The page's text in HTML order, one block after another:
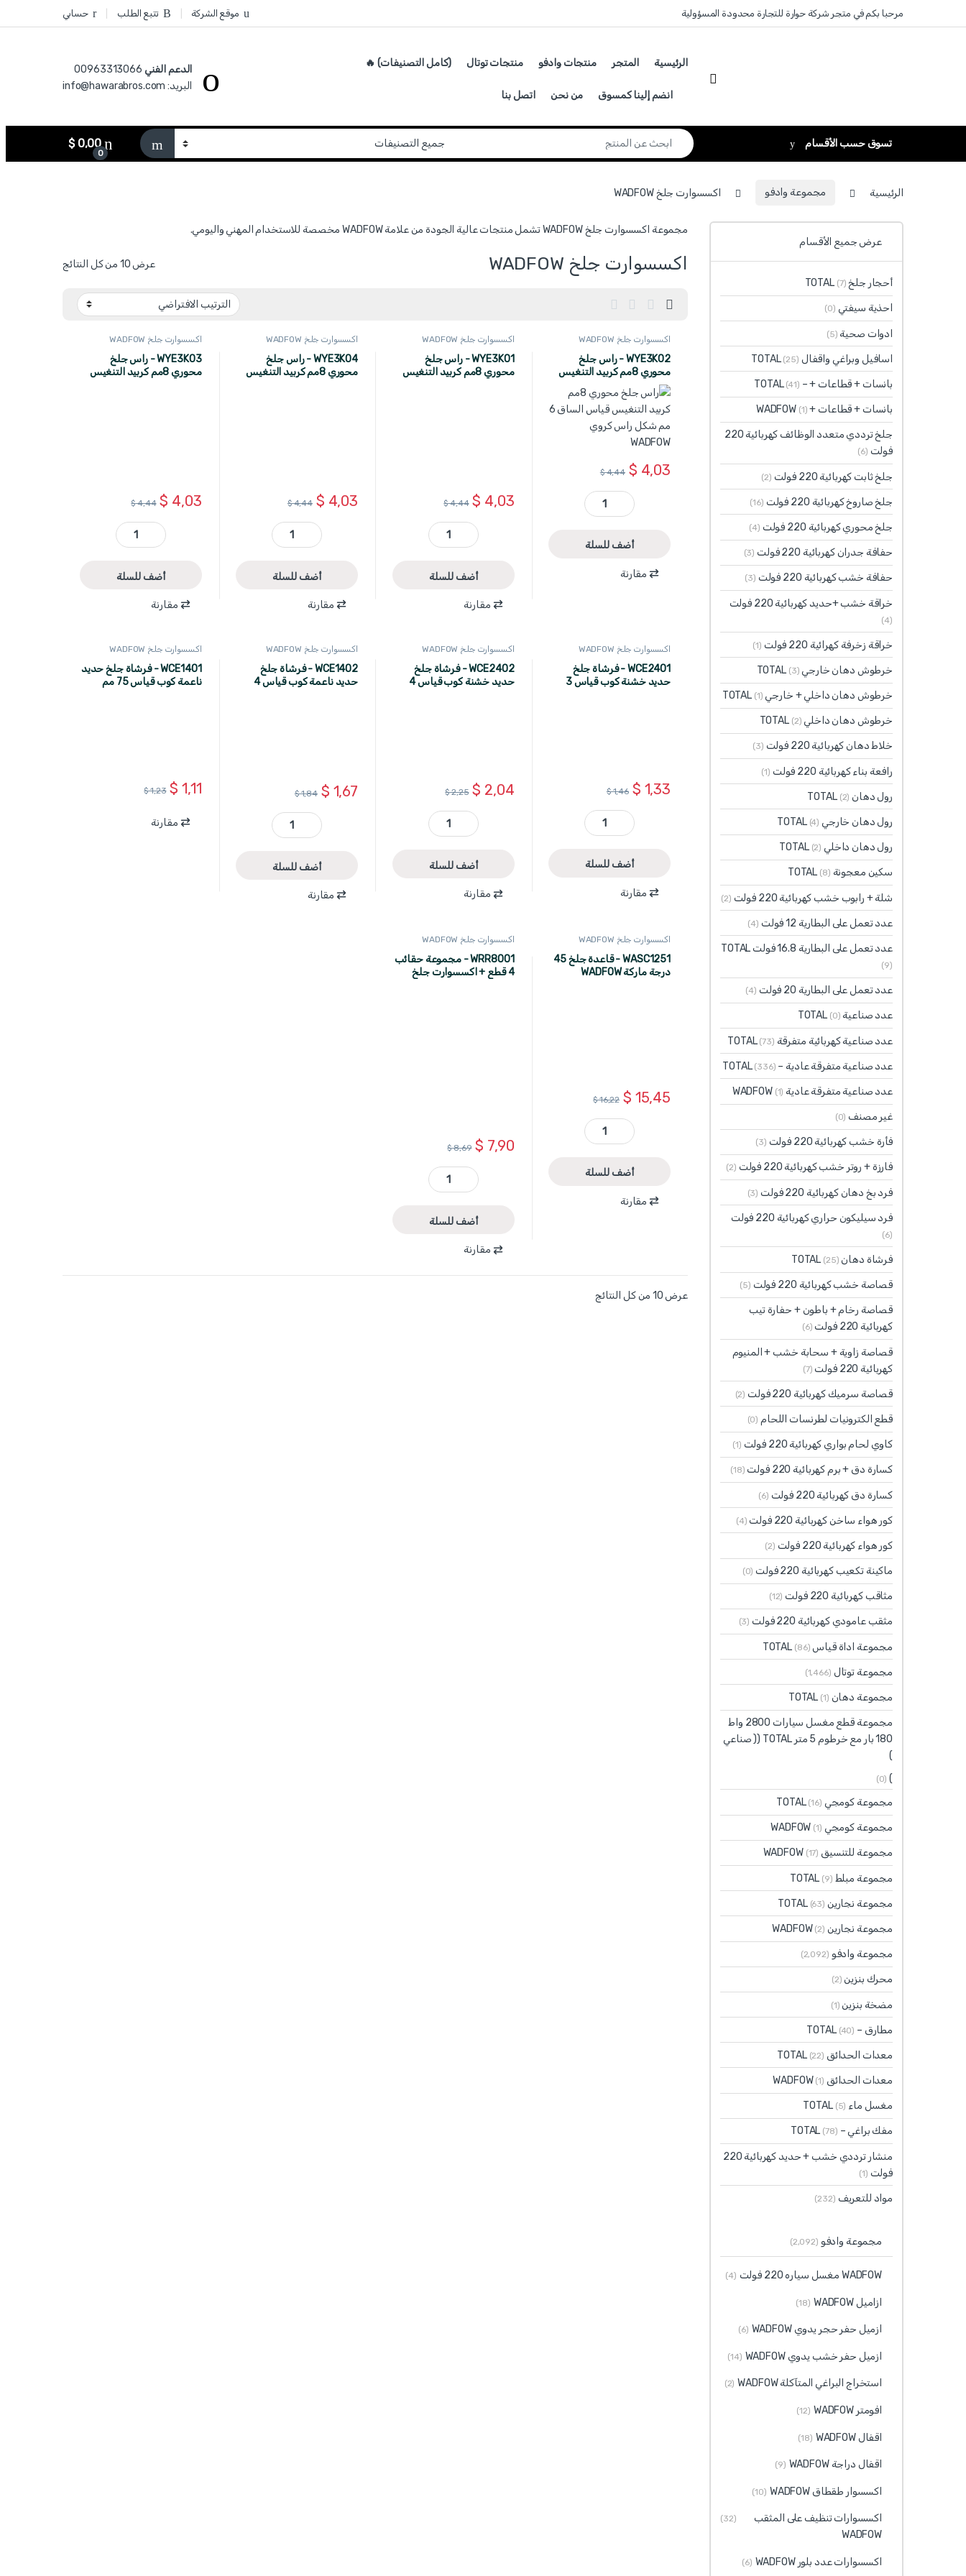
مرحبا بكم في متجر شركة حوارة للتجارة محدودة المسؤولية موقع الشركة تتبع الطلب حسابي
الرئيسية المتجر منتجات وادفو منتجات توتال (كامل التصنيفات) 🔥
انضم إلينا كمسوق من نحن اتصل بنا
الدعم الفني 00963313066‏
البريد: info@hawarabros.com
تسوق حسب الأقسام
Search for:
0
$0,00
الرئيسية مجموعة وادفو اكسسوارت جلخ WADFOW
مجموعة اكسسوارت جلخ WADFOW تشمل منتجات عالية الجودة من علامة WADFOW مخصصة للاستخدام المهني واليومي.
اكسسوارت جلخ WADFOW عرض ⁦10⁩ من كل النتائج
اكسسوارت جلخ WADFOW
WYE3K02 - راس جلخ
محوري 8مم كربيد التنغيس
كروي WADFOW
$ 4,03
$4,44
WYE3K02 - راس جلخ محوري 8مم كربيد التنغيس قياس الساق 6 مم شكل راس كروي WADFOW quantity
أضف للسلة
مقارنة
اكسسوارت جلخ WADFOW
WYE3K01 - راس جلخ
محوري 8مم كربيد التنغيس
$ 4,03
$4,44
WYE3K01 - راس جلخ محوري 8مم كربيد التنغيس قياس الساق 6 مم شكل كاس قصير WADFOW quantity
أضف للسلة
مقارنة
اكسسوارت جلخ WADFOW
WYE3K04 - راس جلخ
محوري 8مم كربيد التنغيس
$ 4,03
$4,44
WYE3K04 - راس جلخ محوري 8مم كربيد التنغيس قياس الساق 6 مم شكل هرمي ضيق WADFOW quantity
أضف للسلة
مقارنة
اكسسوارت جلخ WADFOW
WYE3K03 - راس جلخ
محوري 8مم كربيد التنغيس
$ 4,03
$4,44
WYE3K03 - راس جلخ محوري 8مم كربيد التنغيس قياس الساق 6 مم شكل هرمي وسط WADFOW quantity
أضف للسلة
مقارنة
اكسسوارت جلخ WADFOW
WCE2401 - فرشاة جلخ
حديد خشنة كوب قياس 3
$ 1,33
$1,46
WCE2401 - فرشاة جلخ حديد خشنة كوب قياس 3 انش 75مم ماركة WADFOW quantity
أضف للسلة
مقارنة
اكسسوارت جلخ WADFOW
WCE2402 - فرشاة جلخ
حديد خشنة كوب قياس 4
$ 2,04
$2,25
WCE2402 - فرشاة جلخ حديد خشنة كوب قياس 4 انش 100 مم ماركة WADFOW quantity
أضف للسلة
مقارنة
اكسسوارت جلخ WADFOW
WCE1402 - فرشاة جلخ
حديد ناعمة كوب قياس 4
$ 1,67
$1,84
WCE1402 - فرشاة جلخ حديد ناعمة كوب قياس 4 انش 100 مم ماركة WADFOW quantity
أضف للسلة
مقارنة
اكسسوارت جلخ WADFOW
WCE1401 - فرشاة جلخ حديد
ناعمة كوب قياس 75 مم
$ 1,11
$1,23
مقارنة
اكسسوارت جلخ WADFOW
WASC1251 - قاعدة جلخ 45
درجة ماركة WADFOW
$ 15,45
$16,22
WASC1251 - قاعدة جلخ 45 درجة ماركة WADFOW quantity
أضف للسلة
مقارنة
اكسسوارت جلخ WADFOW
WRR8001 - مجموعة حقائب
4 قطع + اكسسوارت جلخ
$ 7,90
$8,69
WRR8001 - مجموعة حقائب 4 قطع + اكسسوارت جلخ محوري WADFOW quantity
أضف للسلة
مقارنة
عرض ⁦10⁩ من كل النتائج
عرض جميع الأقسام
أحجار جلخ TOTAL (7)
احذية سيفتي (0)
ادوات صحية (5)
اسافيل وبراغي واقفال TOTAL (25)
بانسات + قطاعات + – TOTAL (41)
بانسات + قطاعات + WADFOW (1)
جلخ ترددي متعدد الوظائف كهربائية 220
فولت (6)
جلخ ثابت كهربائية 220 فولت (2)
جلخ صاروخ كهربائية 220 فولت (16)
جلخ محوري كهربائية 220 فولت (4)
حفافة جدران كهربائية 220 فولت (3)
حفافة خشب كهربائية 220 فولت (3)
خراقة خشب +حديد كهربائية 220 فولت
(4)
خراقة زخرفة كهرائية 220 فولت (1)
خرطوش دهان خارجي TOTAL (3)
خرطوش دهان داخلي + خارجي TOTAL (1)
خرطوش دهان داخلي TOTAL (2)
خلاط دهان كهربائية 220 فولت (3)
رافعة بناء كهربائية 220 فولت (1)
رول دهان TOTAL (2)
رول دهان خارجي TOTAL (4)
رول دهان داخلي TOTAL (2)
سكين معجونة TOTAL (8)
شلة + رابوب خشب كهربائية 220 فولت (2)
عدد تعمل على البطارية 12 فولت (4)
عدد تعمل على البطارية 16.8 فولت TOTAL
(9)
عدد تعمل على البطارية 20 فولت (4)
عدد صناعية TOTAL (0)
عدد صناعية كهربائية متفرقة TOTAL (73)
عدد صناعية متفرقة عادية – TOTAL (336)
عدد صناعية متفرقة عادية WADFOW (1)
غير مصنف (0)
فأرة خشب كهربائية 220 فولت (3)
فارزة + روتر خشب كهربائية 220 فولت (2)
فرد بخ دهان كهربائية 220 فولت (3)
فرد سيليكون حراري كهربائية 220 فولت
(6)
فرشاة دهان TOTAL (25)
قصاصة خشب كهربائية 220 فولت (5)
قصاصة رخام + باطون + حفارة تيب
كهربائية 220 فولت
(6)
قصاصة زاوية + سحابة خشب + المنيوم
كهربائية 220 فولت
(7)
قصاصة سرميك كهربائية 220 فولت (2)
قطع الكترونيات لطرنسات اللحام (0)
كاوي لحام بواري كهربائية 220 فولت (1)
كسارة دق + برم كهربائية 220 فولت (18)
كسارة دق كهربائية 220 فولت (6)
كور هواء ساخن كهربائية 220 فولت (4)
كور هواء كهربائية 220 فولت (2)
ماكينة تكعيب كهربائية 220 فولت (0)
مثاقب كهربائية 220 فولت (12)
مثقب عامودي كهربائية 220 فولت (3)
مجموعة اداة قياس TOTAL (86)
مجموعة توتال (1٬466)
مجموعة دهان TOTAL (1)
مجموعة قطع مغسل سيارات 2800 واط
180 بار مع خرطوم 5 متر TOTAL (( صناعي
)
)
(0)
مجموعة كومجي TOTAL (16)
مجموعة كومجي WADFOW (1)
مجموعة للتنسيق WADFOW (17)
مجموعة مبلط TOTAL (9)
مجموعة نجارين TOTAL (63)
مجموعة نجارين WADFOW (2)
مجموعة وادفو (2٬092)
محرك بنزين (2)
مضخة بنزين (1)
مطارق – TOTAL (40)
معدات الحدائق TOTAL (22)
معدات الحدائق WADFOW (1)
مغسل ماء TOTAL (5)
مفك براغي – TOTAL (78)
منشار ترددي خشب + حديد كهربائية 220
فولت (1)
مواد للتعريف (232)
مجموعة وادفو (2٬092)
WADFOW مغسل سياره 220 فولت (4)
ازاميل WADFOW (18)
ازميل حفر حجر يدوي WADFOW (6)
ازميل حفر خشب يدوي WADFOW (14)
استخراج البراغي المتآكلة WADFOW (2)
افومتر WADFOW (12)
اقفال WADFOW (18)
اقفال دراجة WADFOW (9)
اكسسوار طقطاق WADFOW (10)
اكسسوارات تنظيف على المثقب
WADFOW
(32)
اكسسوارات عدد بلور WADFOW (6)